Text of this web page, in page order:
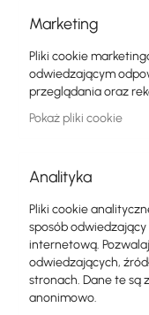
GPON
Kable LAN
Routery LAN
Licencje MikroTik
Monitoring,
Zewnętrzne
Marketing
Pliki cookie
odwiedzającym
przeglądania oraz
Pokaż pliki cookie
Analityka
Pliki cookie
sposób
internetową.
odwiedzających,
stronach. Dane te są
anonimowo.